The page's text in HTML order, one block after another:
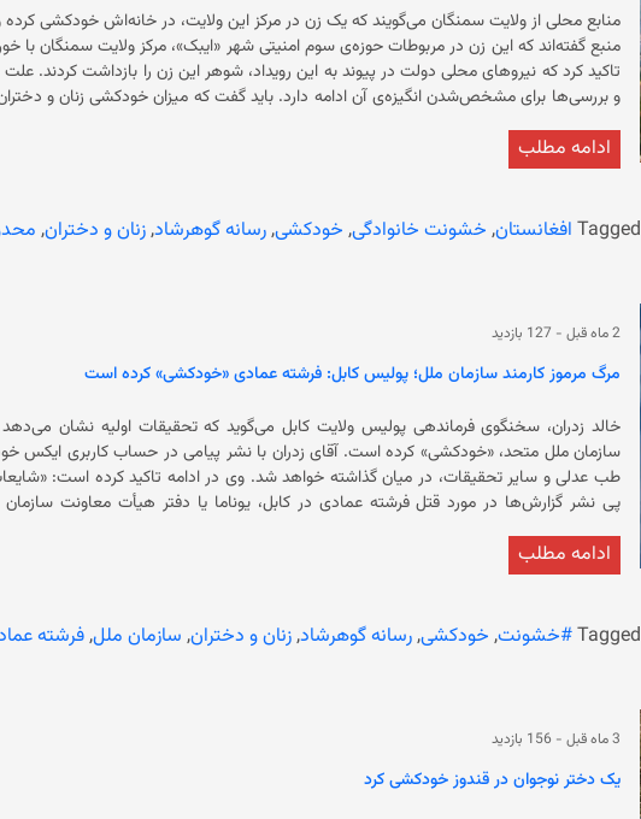
تاکید کرد
و بررسی‌ها برای مشخص‌شدن انگیزه‌ی آن ادامه دارد. باید گفت
حقوق بشری هشدار می‌دهند که وضع محدودیت‌های گسترده علیه زنان، آنان را در معرض
ادامه مطلب
Tagged افغانستان, خشونت خانوادگی, خودکشی,رسانه گوهرشاد,زنان و دختران,
2 ماه قبل - 127 بازدید
مرگ مرموز کارمند سازمان ملل؛ پولیس کابل: فرشته عمادی «خودکشی» کرده است
خالد زدران، سخنگوی فرماندهی پولیس ولایت کابل می‌گوید که تحقیقات اولیه نشان
سازمان ملل متحد، «خودکشی» کرده است. آقای زدران با نشر پیامی در
پی نشر گزارش‌ها در مورد قتل فرشته عمادی در کابل، یوناما یا دفتر هیأت معاونت
در کابل، روشن نیست. به گفته‌ی منابع، نتایج طب عدلی درباره‌ی مرگ این زن تا اکنون مشخص
ادامه مطلب
Tagged#خشونت, خودکشی,رسانه گوهرشاد,زنان و دختران, سازمان ملل,فرشته
3 ماه قبل - 156 بازدید
یک دختر نوجوان در قندوز خودکشی کرد